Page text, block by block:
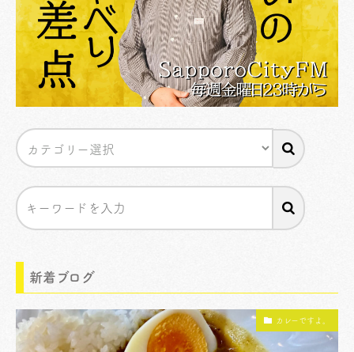
新着ブログ
カレーですよ。